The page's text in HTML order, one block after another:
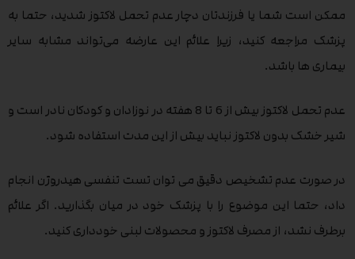
ممکن است شما یا فرزندتان دچار عدم تحمل لاکتوز شدید، حتما به
پزشک مراجعه کنید، زیرا علائم این عارضه می‌تواند مشابه سایر
بیماری ها باشد.
عدم تحمل لاکتوز بیش از 6 تا 8 هفته در نوزادان و کودکان نادر است و
شیر خشک بدون لاکتوز نباید بیش از این مدت استفاده شود.
در صورت عدم تشخیص دقیق می توان تست تنفسی هیدروژن انجام
داد، حتما این موضوع را با پزشک خود در میان بگذارید. اگر علائم
برطرف نشد، از مصرف لاکتوز و محصولات لبنی خودداری کنید.